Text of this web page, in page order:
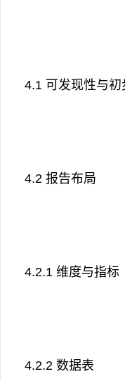
4.1 可发现性与初
4.2 报告布局
4.2.1 维度与指标
4.2.2 数据表